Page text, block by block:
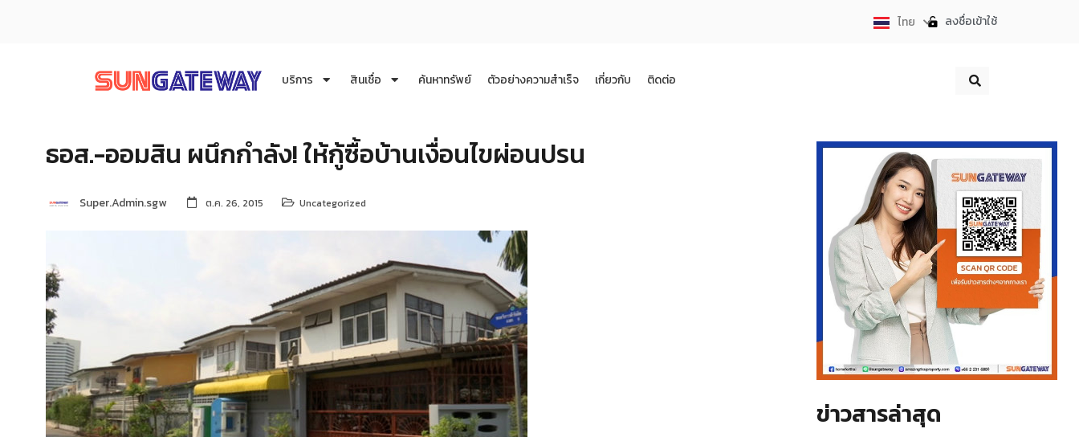
ไทย
English ลงชื่อเข้าใช้
บริการ สินเชื่อ ค้นหาทรัพย์ ตัวอย่างความสำเร็จ เกี่ยวกับ ติดต่อ
ธอส.-ออมสิน ผนึกกำลัง! ให้กู้ซื้อบ้านเงื่อนไขผ่อนปรน
Super.Admin.sgw ต.ค. 26, 2015 Uncategorized
ข่าวสารล่าสุด